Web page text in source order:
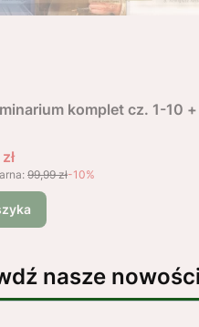
komplet cz. 1-10
99,99 zł-10%
nasze nowości